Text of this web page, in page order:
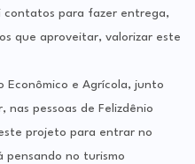
para fazer entrega,
que aproveitar, valorizar este
Econômico e Agrícola, junto
pessoas de Felizdênio
projeto para entrar no
pensando no turismo